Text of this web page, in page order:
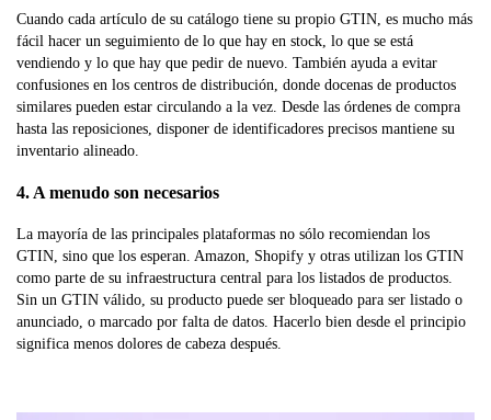
Cuando cada artículo de su catálogo tiene su propio GTIN, es mucho más
fácil hacer un seguimiento de lo que hay en stock, lo que se está
vendiendo y lo que hay que pedir de nuevo. También ayuda a evitar
confusiones en los centros de distribución, donde docenas de productos
similares pueden estar circulando a la vez. Desde las órdenes de compra
hasta las reposiciones, disponer de identificadores precisos mantiene su
inventario alineado.
4. A menudo son necesarios
La mayoría de las principales plataformas no sólo recomiendan los
GTIN, sino que los esperan. Amazon, Shopify y otras utilizan los GTIN
como parte de su infraestructura central para los listados de productos.
Sin un GTIN válido, su producto puede ser bloqueado para ser listado o
anunciado, o marcado por falta de datos. Hacerlo bien desde el principio
significa menos dolores de cabeza después.